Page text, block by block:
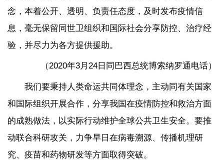
念，本着公开、透明、负责任态度，及时发布疫情信
息，毫无保留同世卫组织和国际社会分享防控、治疗经
验，并尽力为各方提供援助。
（2020年3月24日同巴西总统博索纳罗通电话）
我们要秉持人类命运共同体理念，主动同有关国家
和国际组织开展合作，分享我国在疫情防控和救治方面
的成熟做法，以实际行动维护全球公共卫生安全。要推
动联合科研攻关，力争早日在病毒溯源、传播机理研
究、疫苗和药物研发等方面取得突破。